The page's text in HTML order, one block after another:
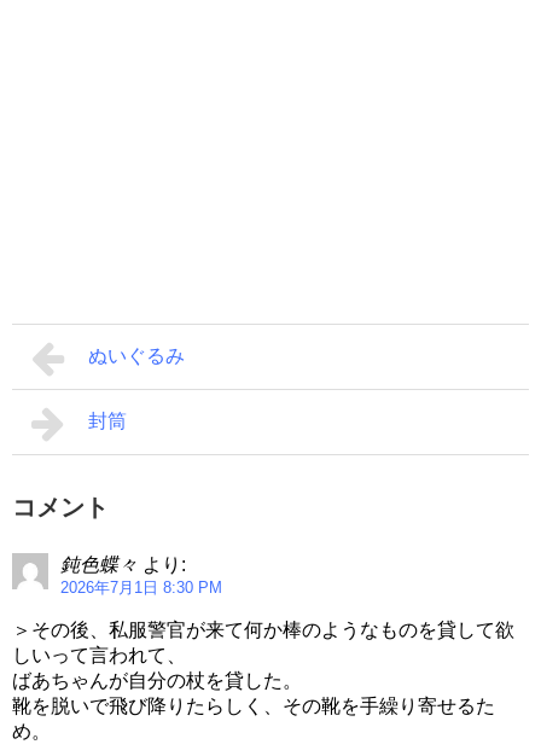
ぬいぐるみ
封筒
コメント
鈍色蝶々 より:
2026年7月1日 8:30 PM
＞その後、私服警官が来て何か棒のようなものを貸して欲
しいって言われて、
ㅤばあちゃんが自分の杖を貸した。
ㅤ靴を脱いで飛び降りたらしく、その靴を手繰り寄せるた
め。